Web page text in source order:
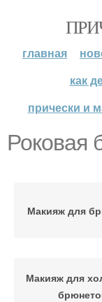
главная
как
прически и
Роковая
Макияж для
Макияж для